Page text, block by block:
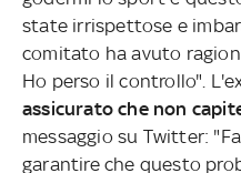
state irrispettose e
comitato ha avuto
Ho perso il controllo".
assicurato che non
messaggio su Twitter:
garantire che questo